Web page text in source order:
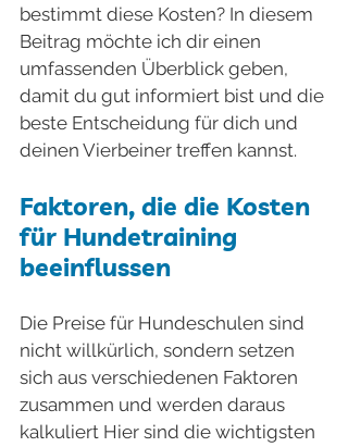
bestimmt diese Kosten? In diesem
Beitrag möchte ich dir einen
umfassenden Überblick geben,
damit du gut informiert bist und die
beste Entscheidung für dich und
deinen Vierbeiner treffen kannst.
Faktoren, die die Kosten
für Hundetraining
beeinflussen
Die Preise für Hundeschulen sind
nicht willkürlich, sondern setzen
sich aus verschiedenen Faktoren
zusammen und werden daraus
kalkuliert Hier sind die wichtigsten